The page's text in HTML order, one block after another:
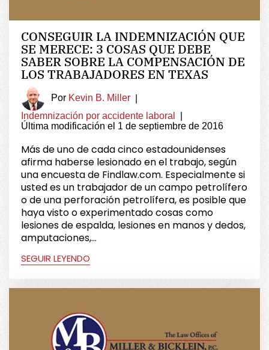
CONSEGUIR LA INDEMNIZACIÓN QUE
SE MERECE: 3 COSAS QUE DEBE
SABER SOBRE LA COMPENSACIÓN DE
LOS TRABAJADORES EN TEXAS
Por Kevin B. Miller
Indemnización por accidente laboral
Última modificación el 1 de septiembre de 2016
Más de uno de cada cinco estadounidenses
afirma haberse lesionado en el trabajo, según
una encuesta de Findlaw.com. Especialmente si
usted es un trabajador de un campo petrolífero
o de una perforación petrolífera, es posible que
haya visto o experimentado cosas como
lesiones de espalda, lesiones en manos y dedos,
amputaciones,...
SEGUIR LEYENDO